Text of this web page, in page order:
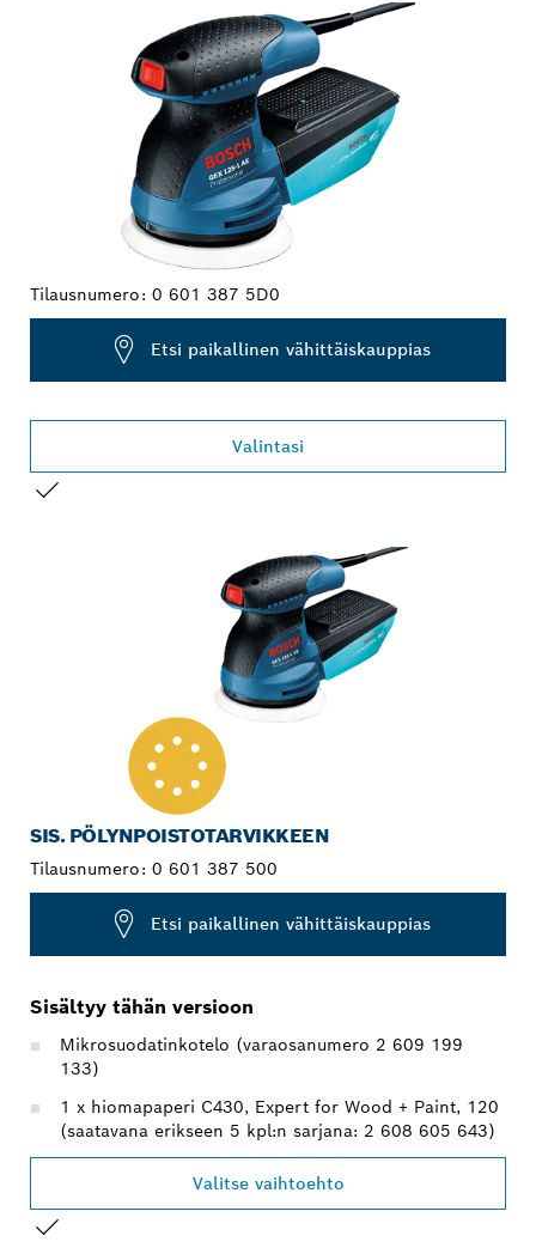
Tilausnumero: 0 601 387 5D0
Etsi paikallinen vähittäiskauppias
Valintasi
SIS. PÖLYNPOISTOTARVIKKEEN
Tilausnumero: 0 601 387 500
Etsi paikallinen vähittäiskauppias
Sisältyy tähän versioon
Mikrosuodatinkotelo (varaosanumero 2 609 199
133)
1 x hiomapaperi C430, Expert for Wood + Paint, 120
(saatavana erikseen 5 kpl:n sarjana: 2 608 605 643)
Valitse vaihtoehto